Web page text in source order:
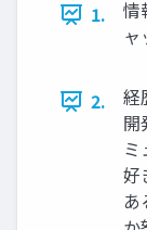
1.
情
ャ
2.
経
開
ミ
好
あ